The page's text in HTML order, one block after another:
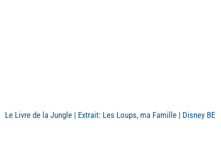
Le Livre de la Jungle | Extrait: Les Loups, ma Famille | Disney BE